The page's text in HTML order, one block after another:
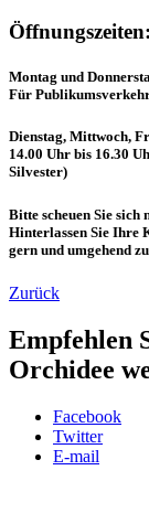
Öffnungszeiten:
Montag und
Für
Dienstag, Mittwoch,
14.00 Uhr bis 16.30
Silvester)
Bitte scheuen Sie
Hinterlassen Sie Ihre
gern und umgehend
Zurück
Empfehlen
Orchidee
Facebook
Twitter
E-mail